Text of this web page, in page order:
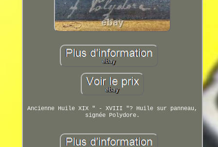
Ancienne Huile XIX " - XVIII "? Huile sur panneau,
signée Polydore.